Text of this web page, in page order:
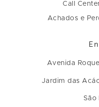
Call
Achados e
Avenida
Jardim das
São